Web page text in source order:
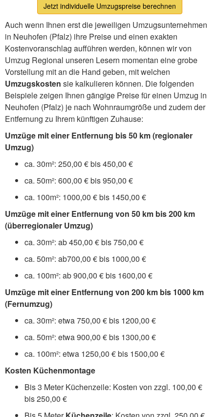
Jetzt individuelle Umzugspreise berechnen
Auch wenn Ihnen erst die jeweiligen Umzugsunternehmen
in Neuhofen (Pfalz) ihre Preise und einen exakten
Kostenvoranschlag aufführen werden, können wir von
Umzug Regional unseren Lesern momentan eine grobe
Vorstellung mit an die Hand geben, mit welchen
Umzugskosten sie kalkulieren können. Die folgenden
Beispiele zeigen Ihnen gängige Preise für einen Umzug in
Neuhofen (Pfalz) je nach Wohnraumgröße und zudem der
Entfernung zu Ihrem künftigen Zuhause:
Umzüge mit einer Entfernung bis 50 km (regionaler
Umzug)
ca. 30m²: 250,00 € bis 450,00 €
ca. 50m²: 600,00 € bis 950,00 €
ca. 100m²: 1000,00 € bis 1450,00 €
Umzüge mit einer Entfernung von 50 km bis 200 km
(überregionaler Umzug)
ca. 30m²: ab 450,00 € bis 750,00 €
ca. 50m²: ab700,00 € bis 1000,00 €
ca. 100m²: ab 900,00 € bis 1600,00 €
Umzüge mit einer Entfernung von 200 km bis 1000 km
(Fernumzug)
ca. 30m²: etwa 750,00 € bis 1200,00 €
ca. 50m²: etwa 900,00 € bis 1300,00 €
ca. 100m²: etwa 1250,00 € bis 1500,00 €
Kosten Küchenmontage
Bis 3 Meter Küchenzeile: Kosten von zzgl. 100,00 €
bis 250,00 €